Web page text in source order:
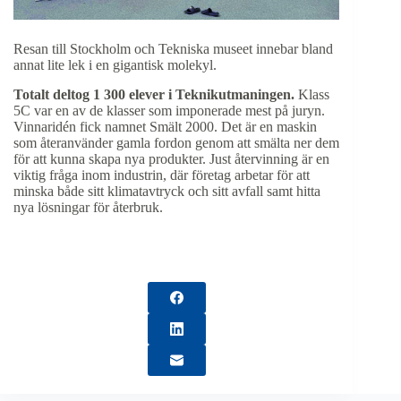
Resan till Stockholm och Tekniska museet innebar bland
annat lite lek i en gigantisk molekyl.
Totalt deltog 1 300 elever i Teknikutmaningen. Klass
5C var en av de klasser som imponerade mest på juryn.
Vinnaridén fick namnet Smält 2000. Det är en maskin
som återanvänder gamla fordon genom att smälta ner dem
för att kunna skapa nya produkter. Just återvinning är en
viktig fråga inom industrin, där företag arbetar för att
minska både sitt klimatavtryck och sitt avfall samt hitta
nya lösningar för återbruk.